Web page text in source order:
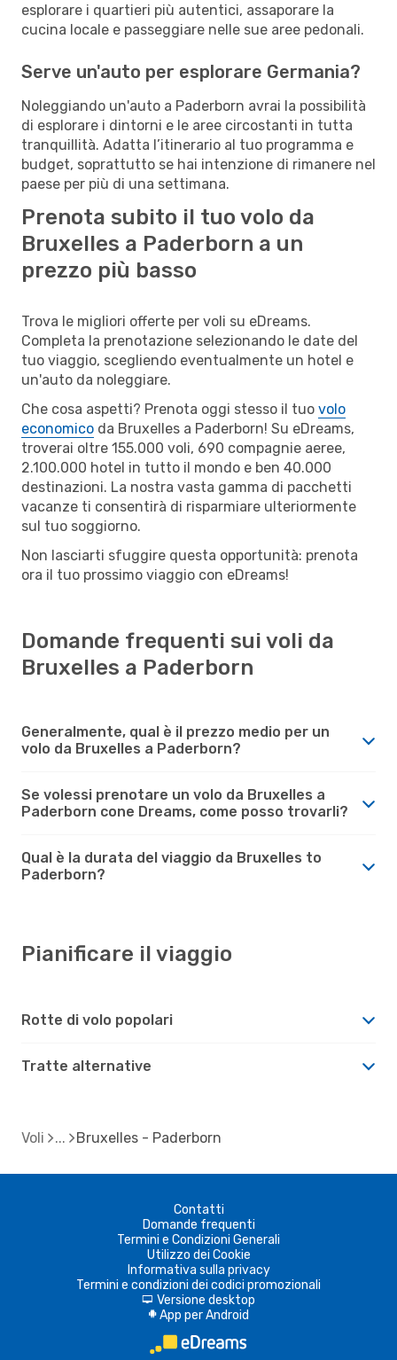
esplorare i quartieri più autentici, assaporare la
cucina locale e passeggiare nelle sue aree pedonali.
Serve un'auto per esplorare Germania?
Noleggiando un'auto a Paderborn avrai la possibilità
di esplorare i dintorni e le aree circostanti in tutta
tranquillità. Adatta l’itinerario al tuo programma e
budget, soprattutto se hai intenzione di rimanere nel
paese per più di una settimana.
Prenota subito il tuo volo da
Bruxelles a Paderborn a un
prezzo più basso
Trova le migliori offerte per voli su eDreams.
Completa la prenotazione selezionando le date del
tuo viaggio, scegliendo eventualmente un hotel e
un'auto da noleggiare.
Che cosa aspetti? Prenota oggi stesso il tuo volo
economico da Bruxelles a Paderborn! Su eDreams,
troverai oltre 155.000 voli, 690 compagnie aeree,
2.100.000 hotel in tutto il mondo e ben 40.000
destinazioni. La nostra vasta gamma di pacchetti
vacanze ti consentirà di risparmiare ulteriormente
sul tuo soggiorno.
Non lasciarti sfuggire questa opportunità: prenota
ora il tuo prossimo viaggio con eDreams!
Domande frequenti sui voli da
Bruxelles a Paderborn
Generalmente, qual è il prezzo medio per un
volo da Bruxelles a Paderborn?
Se volessi prenotare un volo da Bruxelles a
Paderborn cone Dreams, come posso trovarli?
Qual è la durata del viaggio da Bruxelles to
Paderborn?
Pianificare il viaggio
Rotte di volo popolari
Tratte alternative
Voli Bruxelles - Paderborn
Contatti
Domande frequenti
Termini e Condizioni Generali
Utilizzo dei Cookie
Informativa sulla privacy
Termini e condizioni dei codici promozionali
d Versione desktop
A App per Android